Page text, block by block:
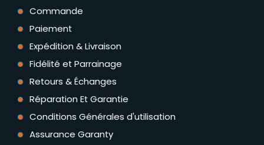
Commande
Paiement
Expédition & Livraison
Fidélité et Parrainage
Retours & Échanges
Réparation Et Garantie
Conditions Générales d'utilisation
Assurance Garanty